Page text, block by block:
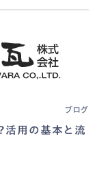
ブログ
活用の基本と流